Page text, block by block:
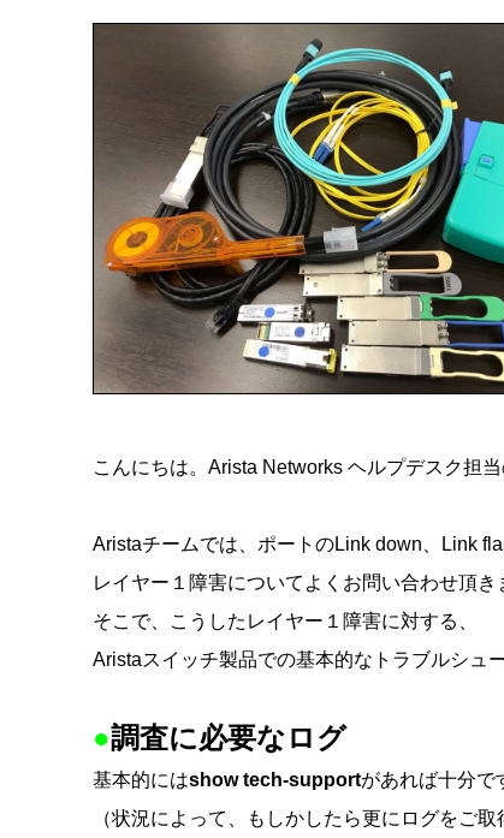
こんにちは。Arista Networks ヘルプデスク担当
Aristaチームでは、ポートのLink down、Link
レイヤー１障害についてよくお問い合わせ頂き
そこで、こうしたレイヤー１障害に対する、
Aristaスイッチ製品での基本的なトラブルシュ
●調査に必要なログ
基本的にはshow tech-supportがあれば十分で
（状況によって、もしかしたら更にログをご取